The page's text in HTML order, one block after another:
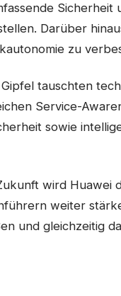
Sicherheit
Darüber
zu
tauschten
Service-
sowie
wird Huawei
weiter
und gleichzeitig